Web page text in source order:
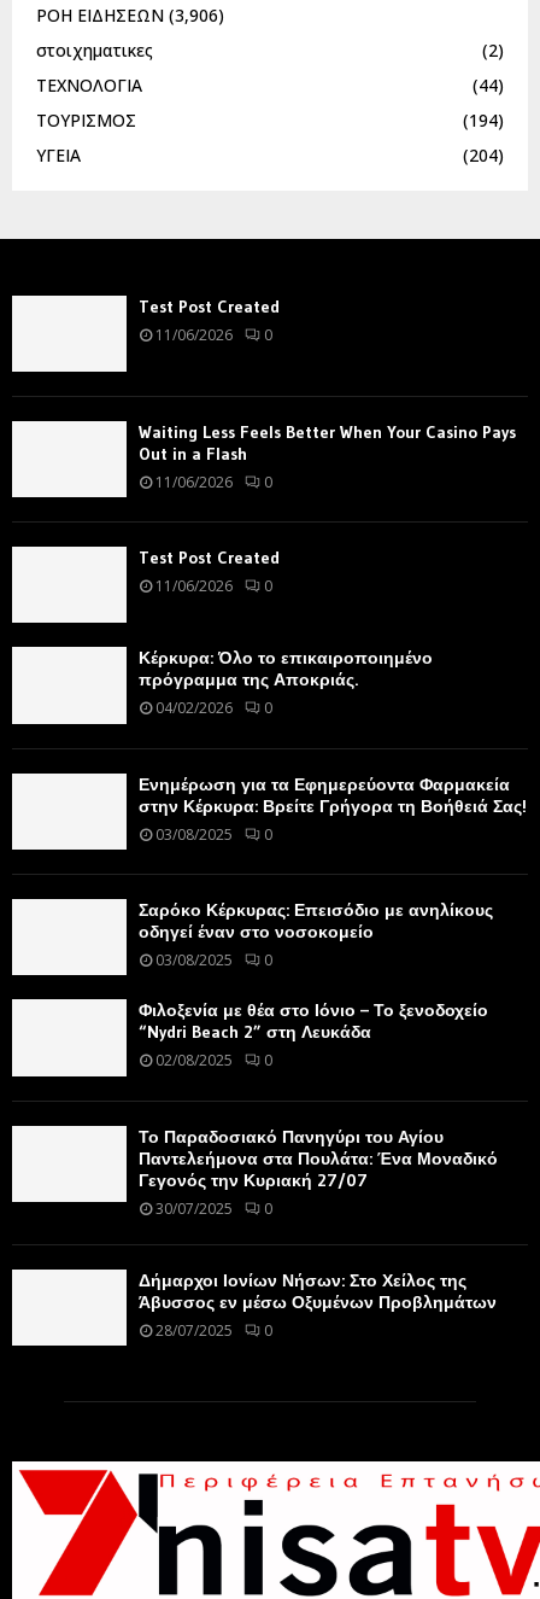
ΡΟΗ ΕΙΔΗΣΕΩΝ (3,906)
στοιχηματικες
(2)
ΤΕΧΝΟΛΟΓΙΑ
(44)
ΤΟΥΡΙΣΜΟΣ
(194)
ΥΓΕΙΑ
(204)
Test Post Created
11/06/2026 0
Waiting Less Feels Better When Your Casino Pays
Out in a Flash
11/06/2026 0
Test Post Created
11/06/2026 0
Κέρκυρα: Όλο το επικαιροποιημένο
πρόγραμμα της Αποκριάς.
04/02/2026 0
Ενημέρωση για τα Εφημερεύοντα Φαρμακεία
στην Κέρκυρα: Βρείτε Γρήγορα τη Βοήθειά Σας!
03/08/2025 0
Σαρόκο Κέρκυρας: Επεισόδιο με ανηλίκους
οδηγεί έναν στο νοσοκομείο
03/08/2025 0
Φιλοξενία με θέα στο Ιόνιο – Το ξενοδοχείο
“Nydri Beach 2” στη Λευκάδα
02/08/2025 0
Το Παραδοσιακό Πανηγύρι του Αγίου
Παντελεήμονα στα Πουλάτα: Ένα Μοναδικό
Γεγονός την Κυριακή 27/07
30/07/2025 0
Δήμαρχοι Ιονίων Νήσων: Στο Χείλος της
Άβυσσος εν μέσω Οξυμένων Προβλημάτων
28/07/2025 0